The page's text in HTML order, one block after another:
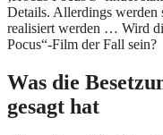
Details. Allerdings werden
realisiert werden … Wird
Pocus“-Film der Fall sein?
Was die
gesagt hat